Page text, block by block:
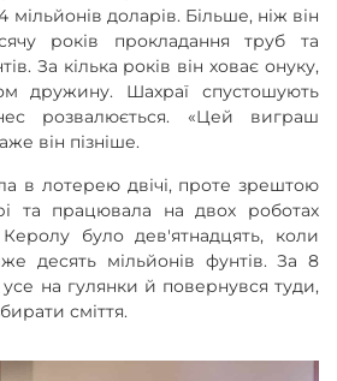
доларів. Більше, ніж він
років прокладання труб та
За кілька років він ховає онуку,
дружину. Шахраї спустошують
розвалюється. «Цей виграш
він пізніше.
в лотерею двічі, проте зрештою
та працювала на двох роботах
було дев'ятнадцять, коли
десять мільйонів фунтів. За 8
усе на гулянки й повернувся туди,
сміття.